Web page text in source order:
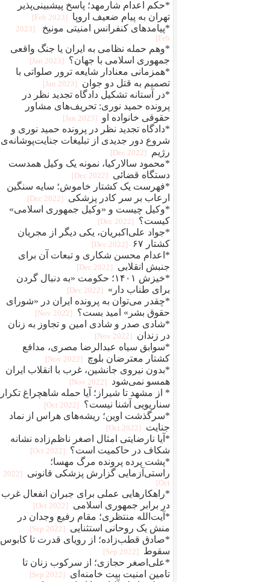
*حکم اعدام شارمهد؛ پاسخ پیشبینی‌پذیر
تهران به پیام ضعیف اروپا
[2023 Feb]
*پیامدهای کنفرانس امنیتی مونیخ
[2023
Feb]
*وهم حمله نظامی به ایران یا جنگ واقعی
جمهوری اسلامی با جهان؟
[2023 Jan]
*همزمانی معنادار شایعه ترور صلواتی با
تصمیم به قتل دو جوان
[2023 Jan]
*در آستانه تشکیل دادگاه تجدید نظر در
پرونده حمید نوری: تحریف‌های مشاور
حقوقی خانواده او
[2023 Jan]
*دادگاه تجدید نظر در پرونده حمید نوری و
شروع دور جدیدی از تبلیغات جنایت‌پوشانه‌ی
رژیم
[2022 Dec]
*محمود سالارکیا، نمونه یک وکیل همدست
دستگاه قضائی
[2022 Dec]
*فهرست یک کشتار خاموش؛ سایه سنگین
ارعاب بر سر کادر پزشکی
[2022 Dec]
*وکیل چیست و «وکیل جمهوری اسلامی»
کیست؟
[2022 Dec]
*جواد علی‌اکبریان، یکی دیگر از مجریان
کشتار ۶۷
[2022 Dec]
*اعدام محسن شکاری و تبعات آن برای
جنبش انقلابی
[2022 Dec]
*خیزش ۱۴۰۱؛ حکومت «به دنبال گردن
برای طناب دار»
[2022 Dec]
*چقدر می‌توان به پرونده ایران در «شورای
حقوق بشر» امید بست؟
[2022 Nov]
*شادی صدر و شادی امین و تجاوز به زنان
در زندان
[2022 Nov]
*سوابق سیاه عبدالرضا مصری، مدافع
کشتار معترضان بلوچ
[2022 Nov]
*بدون نیروی جانشین، غرب با انقلاب ایران
همسو نمی‌شود
[2022 Nov]
* از مشهد تا شیراز؛ آیا حمله شاهچراغ تکرار
سناریویی آشنا نیست؟
[2022 Oct]
*سرگذشت اوین؛ ریشه‌های هراس از نماد
جنایت
[2022 Oct]
*آیا نارضایتی امثال اصغر ناظم‌زاده نشانه
شکاف در حاکمیت است؟
[2022 Oct]
*پشت پرده پرونده مرگ مهسا؛
راستی‌آزمایی گزارش پزشکی قانونی
[2022
Oct]
*راهکارهایی عملی برای جبران انفعال غرب
در برابر جمهوری اسلامی
[2022 Oct]
*آیت‌الله منتظری؛ مقام رفیع وجدان در
منش یک روحانی استثنایی
[2022 Sep]
*صادق قطب‌زاده؛ از رویای قدرت تا کابوس
سقوط
[2022 Sep]
*علی‌اصغر حجازی؛ از سرکوب زنان تا
تامین امنیت بیت خامنه‌ای
[2022 Sep]